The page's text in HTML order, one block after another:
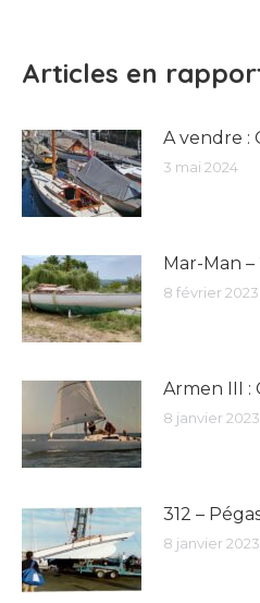
Articles en
A vendre :
3 mai 2024
Mar-Man –
8 février 2023
Armen III :
8 janvier 2023
312 –
8 janvier 2023